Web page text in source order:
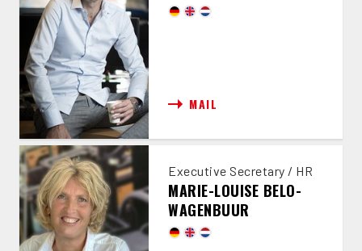
MAIL
Executive Secretary / HR
MARIE-LOUISE BELO-
WAGENBUUR